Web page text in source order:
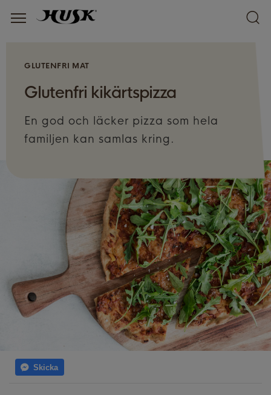
maghalsa.se
GLUTENFRI MAT
Glutenfri kikärtspizza
En god och läcker pizza som hela
familjen kan samlas kring.
Skicka